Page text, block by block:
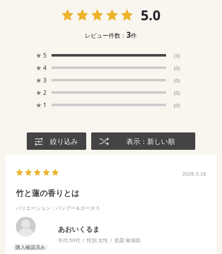
5.0
レビュー件数：3件
★ 5 (3)
★ 4 (0)
★ 3 (0)
★ 2 (0)
★ 1 (0)
絞り込み 表示：新しい順
2026.3.18
竹と蓮の香りとは
バリエーション：バンブー＆ロータス
あおいくるま
年代:50代 性別:女性 肌質:敏感肌